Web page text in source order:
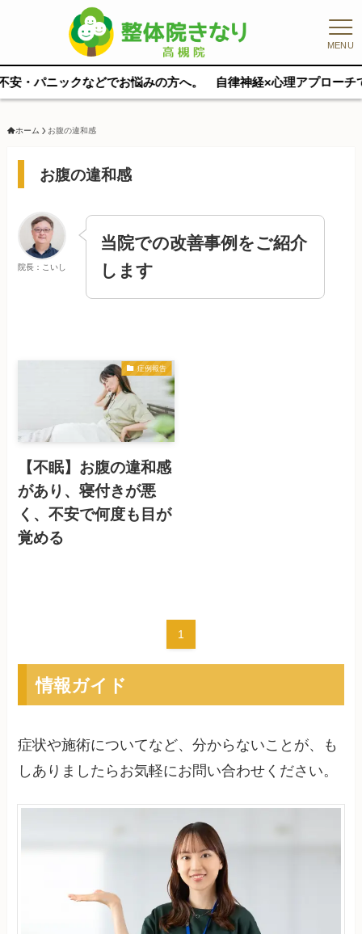
MENU
ニックなどでお悩みの方へ。 自律神経×心理アプローチで根
ホーム お腹の違和感
お腹の違和感
院長：こいし
当院での改善事例をご紹介
します
症例報告
【不眠】お腹の違和感
があり、寝付きが悪
く、不安で何度も目が
覚める
1
情報ガイド
症状や施術についてなど、分からないことが、も
しありましたらお気軽にお問い合わせください。